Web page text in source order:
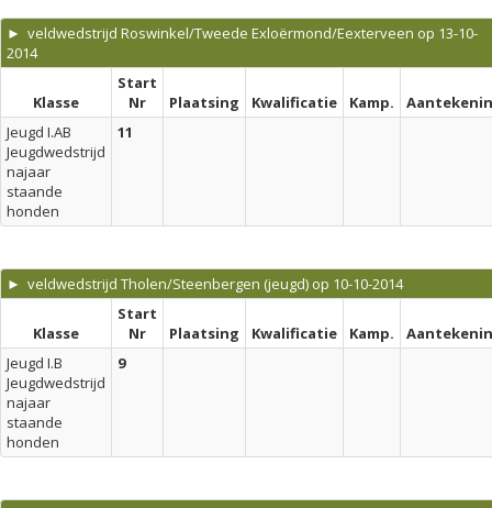
► veldwedstrijd Roswinkel/Tweede Exloërmond/Eexterveen op 13-10-
2014
Klasse
Start
Nr
Plaatsing Kwalificatie Kamp.
Jeugd I.AB
Jeugdwedstrijd
najaar
staande
honden
11
► veldwedstrijd Tholen/Steenbergen (jeugd) op 10-10-2014
Klasse
Start
Nr
Plaatsing Kwalificatie Kamp.
Jeugd I.B
Jeugdwedstrijd
najaar
staande
honden
9